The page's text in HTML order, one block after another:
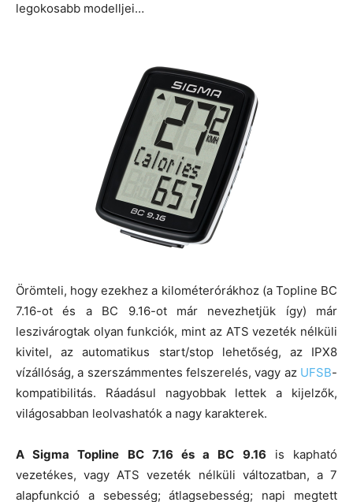
legokosabb modelljei…
Örömteli, hogy ezekhez a kilométerórákhoz (a Topline BC
7.16-ot és a BC 9.16-ot már nevezhetjük így) már
leszivárogtak olyan funkciók, mint az ATS vezeték nélküli
kivitel, az automatikus start/stop lehetőség, az IPX8
vízállóság, a szerszámmentes felszerelés, vagy az UFSB-
kompatibilitás. Ráadásul nagyobbak lettek a kijelzők,
világosabban leolvashatók a nagy karakterek.
A Sigma Topline BC 7.16 és a BC 9.16 is kapható
vezetékes, vagy ATS vezeték nélküli változatban, a 7
alapfunkció a sebesség; átlagsebesség; napi megtett